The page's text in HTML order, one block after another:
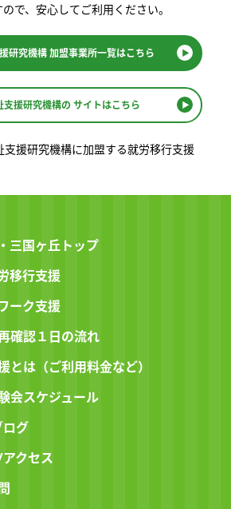
で、安⼼してご利⽤ください。
研究機構加盟事業所一覧はこちら
支援研究機構の サイトはこちら
三国ヶ丘トップ
移行支援
ーク支援
確認１日の流れ
とは（ご利用料金など）
会スケジュール
グ
クセス